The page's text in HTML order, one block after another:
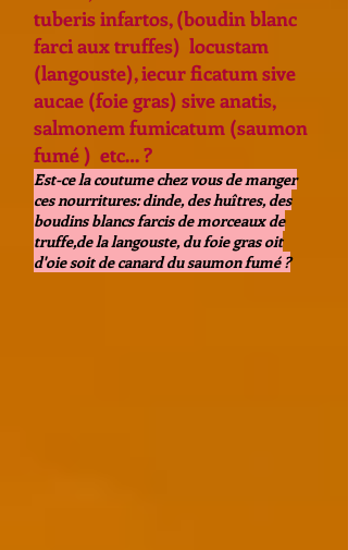
tuberis infartos, (boudin blanc
farci aux truffes) locustam
(langouste), iecur ficatum sive
aucae (foie gras) sive anatis,
salmonem fumicatum (saumon
fumé ) etc… ?
Est-ce la coutume chez vous de manger
ces nourritures: dinde, des huîtres, des
boudins blancs farcis de morceaux de
truffe,de la langouste, du foie gras oit
d'oie soit de canard du saumon fumé ?